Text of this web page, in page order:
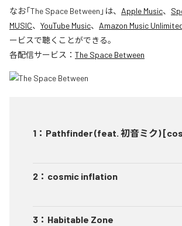
なお「The Space Between 」は、 Apple Music、
MUSIC、 YouTube Music、 Amazon Music
ービスで聴くことができる。
各配信サービス： The Space Between
1 ： Pathfinder (feat. 初音ミク)
2 ： cosmic inflation
3 ： Habitable Zone